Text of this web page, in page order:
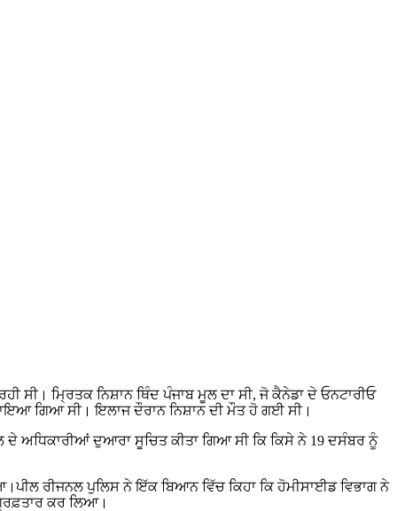
ਸੀ। ਮ੍ਰਿਤਕ ਨਿਸ਼ਾਨ ਥਿੰਦ ਪੰਜਾਬ ਮੂਲ ਦਾ ਸੀ, ਜੋ ਕੈਨੇਡਾ ਦੇ ਓਨਟਾਰੀਓ
ਗਿਆ ਸੀ। ਇਲਾਜ ਦੌਰਾਨ ਨਿਸ਼ਾਨ ਦੀ ਮੌਤ ਹੋ ਗਈ ਸੀ।
ਦੇ ਅਧਿਕਾਰੀਆਂ ਦੁਆਰਾ ਸੂਚਿਤ ਕੀਤਾ ਗਿਆ ਸੀ ਕਿ ਕਿਸੇ ਨੇ 19 ਦਸੰਬਰ ਨੂੰ
ਰੀਜਨਲ ਪੁਲਿਸ ਨੇ ਇੱਕ ਬਿਆਨ ਵਿੱਚ ਕਿਹਾ ਕਿ ਹੋਮੀਸਾਈਡ ਵਿਭਾਗ ਨੇ
ਕਰ ਲਿਆ।